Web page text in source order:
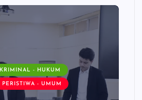
KRIMINAL - HUKUM
PERISTIWA - UMUM